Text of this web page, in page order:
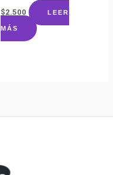
$2.500 LEER
MÁS